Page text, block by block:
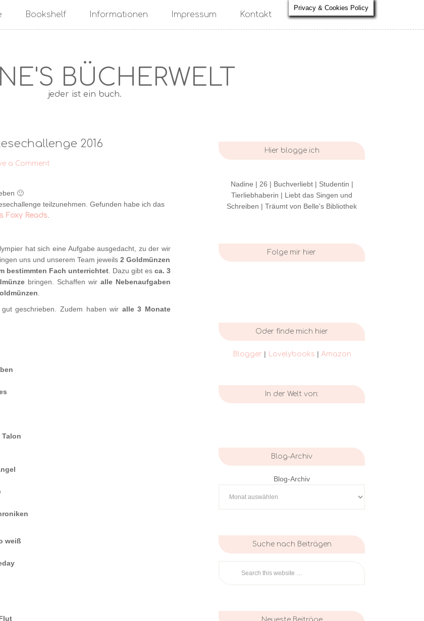
Bookshelf Informationen Impressum Kontakt
BÜCHERWELT
jeder ist ein buch.
2016
a Comment
🙂
teilzunehmen. Gefunden habe ich das
Foxy Reads
hat sich eine Aufgabe ausgedacht, zu der wir
uns und unserem Team jeweils 2 Goldmünzen
bestimmten Fach unterrichtet. Dazu gibt es ca. 3
bringen. Schaffen wir alle Nebenaufgaben
gut geschrieben. Zudem haben wir alle 3 Monate
weiß
Hier blogge ich
Nadine | 26 | Buchverliebt | Studentin |
Tierliebhaberin | Liebt das Singen und
Schreiben | Träumt von Belle's Bibliothek
Folge mir hier
Oder finde mich hier
Blogger| Lovelybooks | Amazon
In der Welt von:
Blog-Archiv
Blog-Archiv
Suche nach Beiträgen
Privacy & Cookies Policy